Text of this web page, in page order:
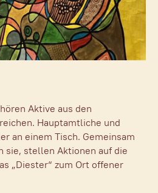
Aktive aus den
Hauptamtliche und
an einem Tisch. Gemeinsam
sie, stellen Aktionen auf die
„Diester“ zum Ort offener